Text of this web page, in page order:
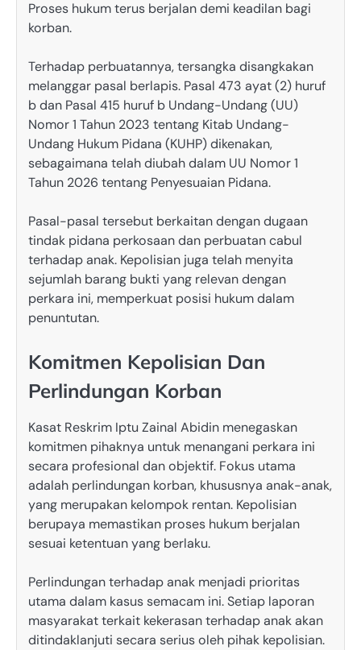
Proses hukum terus berjalan demi keadilan bagi
korban.
Terhadap perbuatannya, tersangka disangkakan
melanggar pasal berlapis. Pasal 473 ayat (2) huruf
b dan Pasal 415 huruf b Undang-Undang (UU)
Nomor 1 Tahun 2023 tentang Kitab Undang-
Undang Hukum Pidana (KUHP) dikenakan,
sebagaimana telah diubah dalam UU Nomor 1
Tahun 2026 tentang Penyesuaian Pidana.
Pasal-pasal tersebut berkaitan dengan dugaan
tindak pidana perkosaan dan perbuatan cabul
terhadap anak. Kepolisian juga telah menyita
sejumlah barang bukti yang relevan dengan
perkara ini, memperkuat posisi hukum dalam
penuntutan.
Komitmen Kepolisian Dan
Perlindungan Korban
Kasat Reskrim Iptu Zainal Abidin menegaskan
komitmen pihaknya untuk menangani perkara ini
secara profesional dan objektif. Fokus utama
adalah perlindungan korban, khususnya anak-anak,
yang merupakan kelompok rentan. Kepolisian
berupaya memastikan proses hukum berjalan
sesuai ketentuan yang berlaku.
Perlindungan terhadap anak menjadi prioritas
utama dalam kasus semacam ini. Setiap laporan
masyarakat terkait kekerasan terhadap anak akan
ditindaklanjuti secara serius oleh pihak kepolisian.